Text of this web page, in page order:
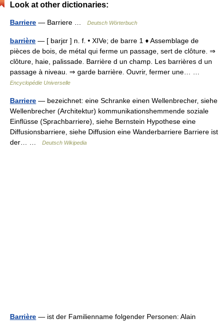
Look at other dictionaries:
Barriere — Barriere … Deutsch Wörterbuch
barrière — [ barjɛr ] n. f. • XIVe; de barre 1 ♦ Assemblage de
pièces de bois, de métal qui ferme un passage, sert de clôture. ⇒
clôture, haie, palissade. Barrière d un champ. Les barrières d un
passage à niveau. ⇒ garde barrière. Ouvrir, fermer une… …
Encyclopédie Universelle
Barriere — bezeichnet: eine Schranke einen Wellenbrecher, siehe
Wellenbrecher (Architektur) kommunikationshemmende soziale
Einflüsse (Sprachbarriere), siehe Bernstein Hypothese eine
Diffusionsbarriere, siehe Diffusion eine Wanderbarriere Barriere ist
der… …
Deutsch Wikipedia
Barrière — ist der Familienname folgender Personen: Alain